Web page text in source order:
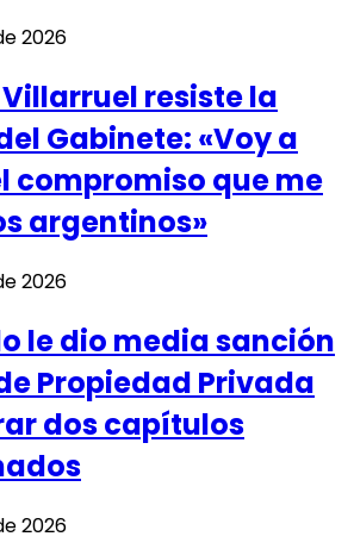
2026
resiste la
Gabinete: «Voy a
compromiso que me
argentinos»
2026
le dio media sanción
Propiedad Privada
dos capítulos
2026